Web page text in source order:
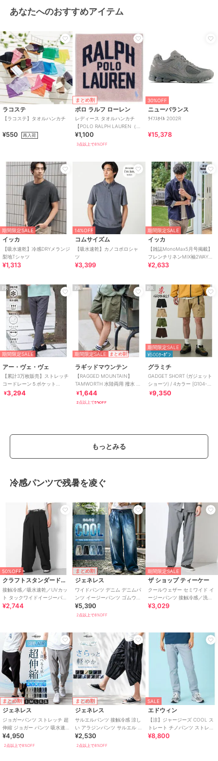
あなたへのおすすめアイテム
ラコステ
【ラコステ】タオルハンカチ
¥550 再入荷
まとめ割
ポロ ラルフ ローレン
レディース タオルハンカチ
【POLO RALPH LAUREN（ポ
ロ ラルフ ローレン）】
¥1,100
3点以上で8%OFF
30%OFF
ニューバランス
ﾗｲﾌｽﾀｲﾙ 2002R
¥15,378
期間限定SALE
イッカ
【吸水速乾】冷感DRYメランジ
梨地Tシャツ
¥1,313
14%OFF
コムサイズム
【吸水速乾】カノコポロシャ
ツ
¥3,399
期間限定SALE
イッカ
【雑誌MonoMax5月号掲載】
フレンチリネンMIX袖2WAYシ
ャツ【接触冷感】「小泉孝太
¥2,633
PR
期間限定SALE
アー・ヴェ・ヴェ
【累計3万枚販売】ストレッチ
コードレーン５ポケット
SOUKAIベーシックアンクルパ
¥3,294
PR
期間限定SALE まとめ割
ラギッドマウンテン
【RAGGED MOUNTAIN】
TAMWORTH 水陸両用 撥水 ナ
イロンバギーショーツ
¥1,644
2点以上で5%OFF
PR
期間限定SALE
¥500ｸｰﾎﾟﾝ
グラミチ
GADGET SHORT (ガジェット
ショーツ) / 4カラー [G104-
OGT]
¥9,350
もっとみる
冷感パンツで残暑を凌ぐ
50%OFF
クラフトスタンダードブティック
接触冷感／吸水速乾／UVカッ
ト タックワイドイージーパン
ツ
¥2,744
まとめ割
ジェネレス
ワイドパンツ デニム デニムパ
ンツ イージーパンツ ゴムウエ
スト 春夏 接触冷感 バレルレッ
グ
¥5,390
2点以上で8%OFF
期間限定SALE
ザ ショップ ティーケー
クールウェザー セミワイド イ
ージーパンツ 接触冷感／洗濯
機OK／ベルト要らず／セット
¥3,029
まとめ割
ジェネレス
ジョガーパンツ ストレッチ 超
伸縮 ジョガー パンツ 吸水速乾
接触冷感 RELAIR
¥4,950
2点以上で8%OFF
まとめ割
ジェネレス
サルエルパンツ 接触冷感 涼し
い アラジンパンツ サルエル パ
ンツ イージーパンツ ストレッ
チ
¥2,530
2点以上で8%OFF
SALE
エドウィン
【涼】ジャージーズ COOL ス
トレート チノパンツ ストレッ
チ 接触冷感 速乾
¥8,800